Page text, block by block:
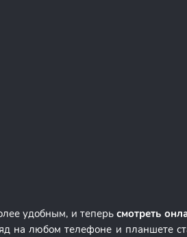
удобным, и теперьсмотреть
на любом телефоне и планшете